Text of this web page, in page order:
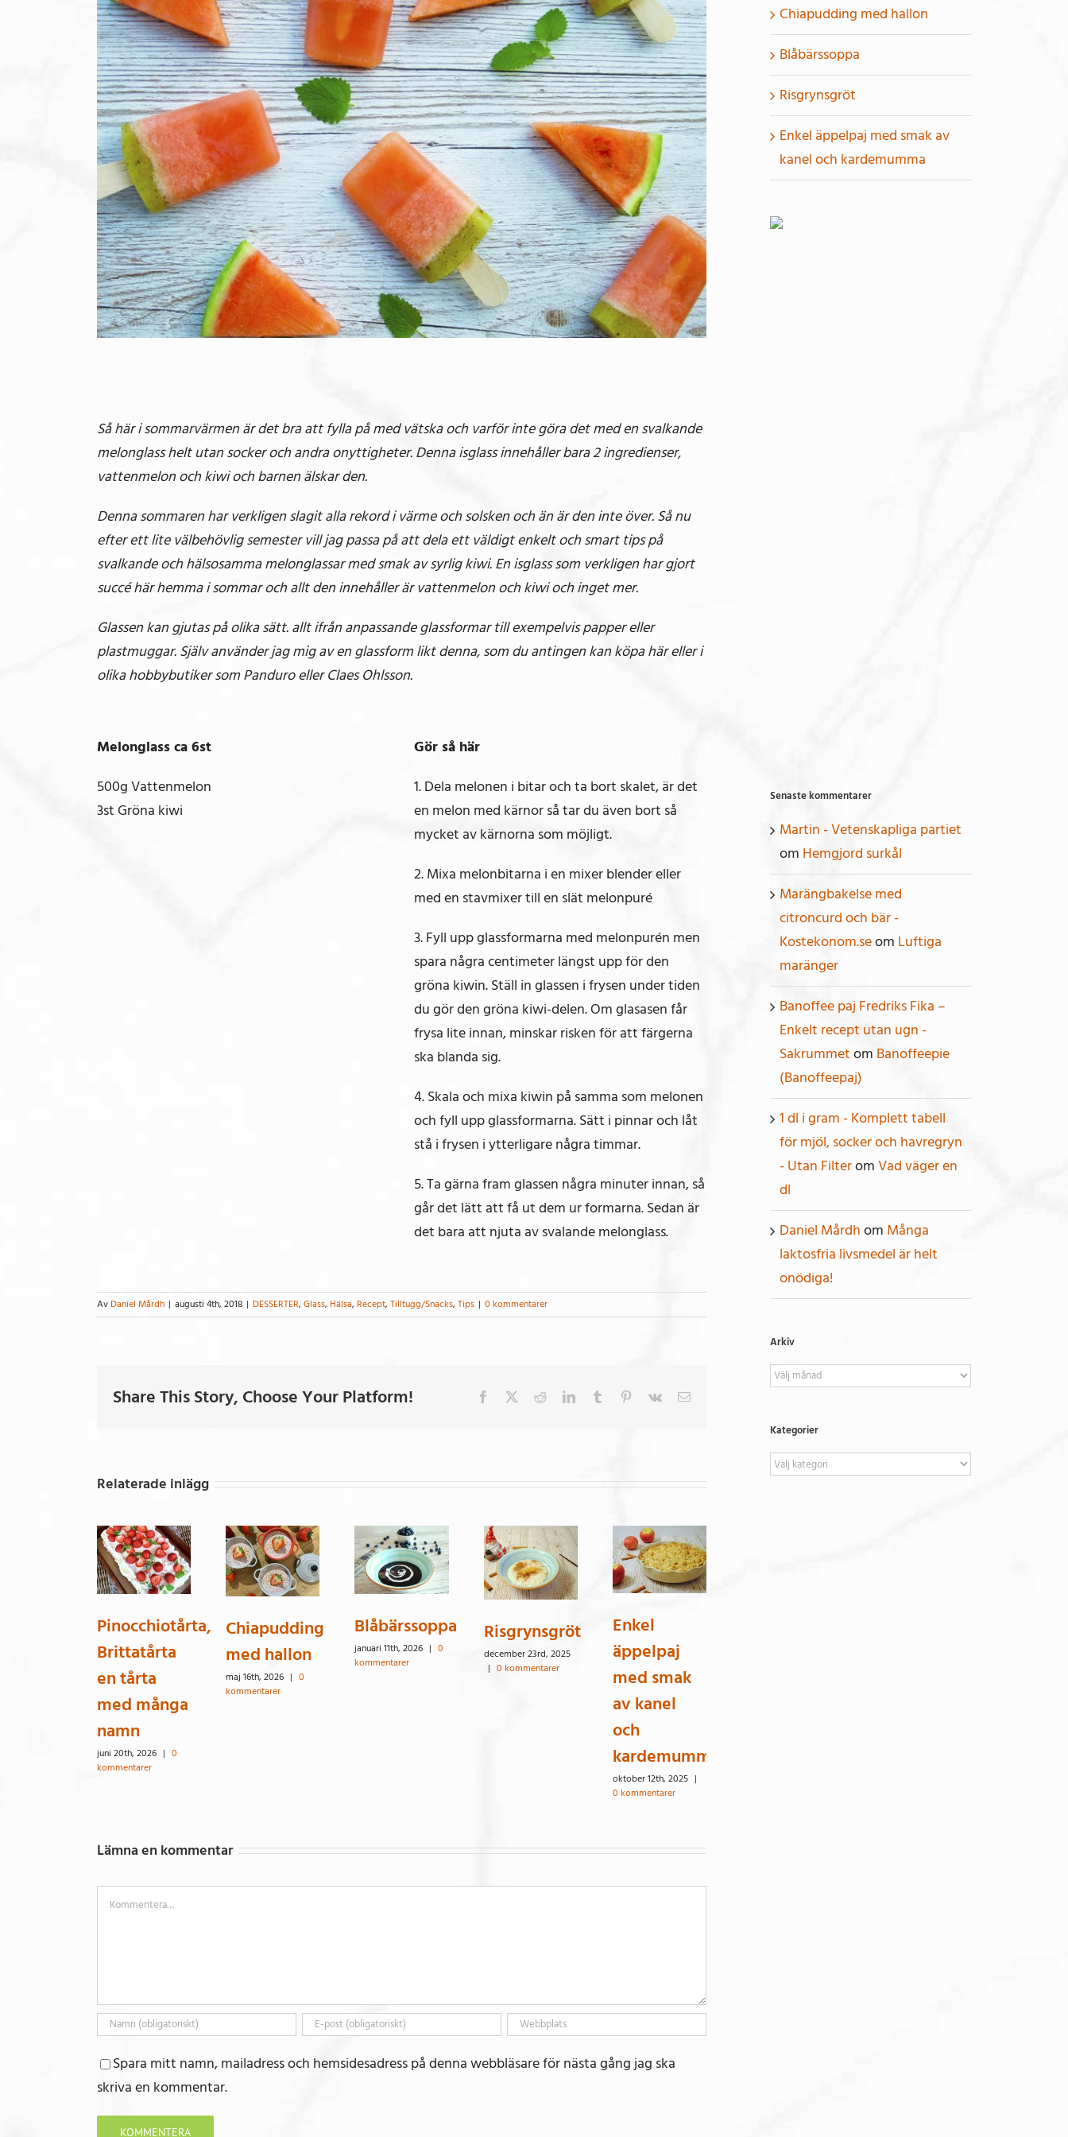
Så här i sommarvärmen är det bra att fylla på med vätska och varför inte göra det med en svalkande
melonglass helt utan socker och andra onyttigheter. Denna isglass innehåller bara 2 ingredienser,
vattenmelon och kiwi och barnen älskar den.
Denna sommaren har verkligen slagit alla rekord i värme och solsken och än är den inte över. Så nu
efter ett lite välbehövlig semester vill jag passa på att dela ett väldigt enkelt och smart tips på
svalkande och hälsosamma melonglassar med smak av syrlig kiwi. En isglass som verkligen har gjort
succé här hemma i sommar och allt den innehåller är vattenmelon och kiwi och inget mer.
Glassen kan gjutas på olika sätt. allt ifrån anpassande glassformar till exempelvis papper eller
plastmuggar. Själv använder jag mig av en glassform likt denna, som du antingen kan köpa här eller i
olika hobbybutiker som Panduro eller Claes Ohlsson.
Melonglass ca 6st
500g Vattenmelon
3st Gröna kiwi
Gör så här
1. Dela melonen i bitar och ta bort skalet, är det
en melon med kärnor så tar du även bort så
mycket av kärnorna som möjligt.
2. Mixa melonbitarna i en mixer blender eller
med en stavmixer till en slät melonpuré
3. Fyll upp glassformarna med melonpurén men
spara några centimeter längst upp för den
gröna kiwin. Ställ in glassen i frysen under tiden
du gör den gröna kiwi-delen. Om glasasen får
frysa lite innan, minskar risken för att färgerna
ska blanda sig.
4. Skala och mixa kiwin på samma som melonen
och fyll upp glassformarna. Sätt i pinnar och låt
stå i frysen i ytterligare några timmar.
5. Ta gärna fram glassen några minuter innan, så
går det lätt att få ut dem ur formarna. Sedan är
det bara att njuta av svalande melonglass.
Av Daniel Mårdh | augusti 4th, 2018 | DESSERTER, Glass, Hälsa, Recept, Tilltugg/Snacks, Tips | 0 kommentarer
Share This Story, Choose Your Platform! Facebook RedditLinkedInTumblr Pinterest
Vk
E-
Relaterade inlägg
Pinocchiotårta,
Brittatårta
en tårta
med många
namn
juni 20th, 2026 | 0
kommentarer
Chiapudding
med hallon
maj 16th, 2026 | 0
kommentarer
Blåbärssoppa
januari 11th, 2026 | 0
kommentarer
Risgrynsgröt
december 23rd, 2025
| 0 kommentarer
Enkel
äppelpaj
med smak
av kanel
och
kardemumma
oktober 12th, 2025 |
0 kommentarer
Lämna en kommentar
Kommentar
Spara mitt namn, mailadress och hemsidesadress på denna webbläsare för nästa gång jag ska
skriva en kommentar.
Chiapudding med hallon
Blåbärssoppa
Risgrynsgröt
Enkel äppelpaj med smak av
kanel och kardemumma
Senaste kommentarer
Martin - Vetenskapliga partiet
om Hemgjord surkål
Marängbakelse med
citroncurd och bär -
Kostekonom.seom Luftiga
maränger
Banoffee paj Fredriks Fika –
Enkelt recept utan ugn -
Sakrummetom Banoffeepie
(Banoffeepaj)
1 dl i gram - Komplett tabell
för mjöl, socker och havregryn
- Utan FilteromVad väger en
dl
Daniel Mårdhom Många
laktosfria livsmedel är helt
onödiga!
Arkiv
Arkiv
Kategorier
Kategorier